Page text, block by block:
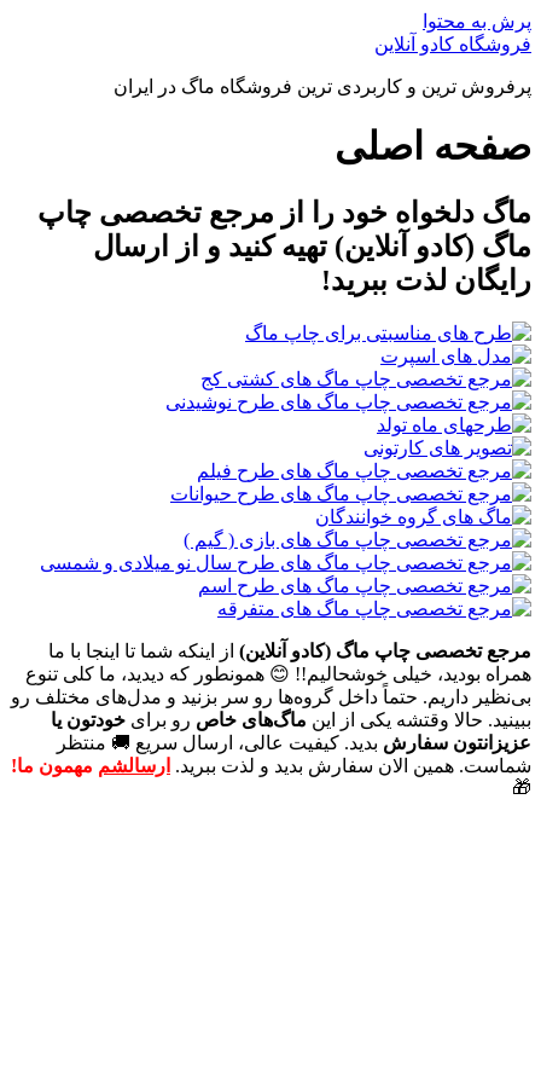
پرش به محتوا
فروشگاه کادو آنلاین
پرفروش ترین و کاربردی ترین فروشگاه ماگ در ایران
صفحه اصلی
ماگ دلخواه خود را از مرجع تخصصی چاپ
ماگ (کادو آنلاین) تهیه کنید و از ارسال
رایگان لذت ببرید!
مرجع تخصصی چاپ ماگ (کادو آنلاین) از اینکه شما تا اینجا با ما
همراه بودید، خیلی خوشحالیم!! 😊 همونطور که دیدید، ما کلی تنوع
بی‌نظیر داریم. حتماً داخل گروه‌ها رو سر بزنید و مدل‌های مختلف رو
ببینید. حالا وقتشه یکی از این ماگ‌های خاص رو برای خودتون یا
عزیزانتون سفارش بدید. کیفیت عالی، ارسال سریع 🚚 منتظر
شماست. همین الان سفارش بدید و لذت ببرید. ارسالشم مهمون ما!
🎁